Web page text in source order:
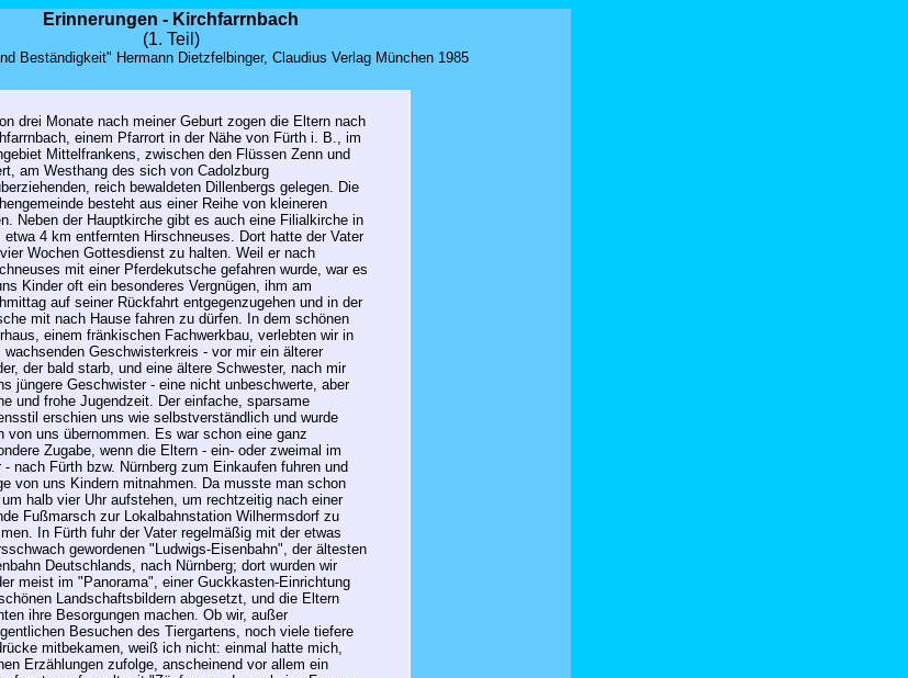
Erinnerungen - Kirchfarrnbach
(1. Teil)
Beständigkeit" Hermann Dietzfelbinger, Claudius Verlag München 1985
drei Monate nach meiner Geburt zogen die Eltern nach
einem Pfarrort in der Nähe von Fürth i. B., im
Mittelfrankens, zwischen den Flüssen Zenn und
am Westhang des sich von Cadolzburg
reich bewaldeten Dillenbergs gelegen. Die
besteht aus einer Reihe von kleineren
Neben der Hauptkirche gibt es auch eine Filialkirche in
etwa 4 km entfernten Hirschneuses. Dort hatte der Vater
Wochen Gottesdienst zu halten. Weil er nach
mit einer Pferdekutsche gefahren wurde, war es
Kinder oft ein besonderes Vergnügen, ihm am
auf seiner Rückfahrt entgegenzugehen und in der
mit nach Hause fahren zu dürfen. In dem schönen
einem fränkischen Fachwerkbau, verlebten wir in
wachsenden Geschwisterkreis - vor mir ein älterer
der bald starb, und eine ältere Schwester, nach mir
jüngere Geschwister - eine nicht unbeschwerte, aber
und frohe Jugendzeit. Der einfache, sparsame
erschien uns wie selbstverständlich und wurde
von uns übernommen. Es war schon eine ganz
Zugabe, wenn die Eltern - ein- oder zweimal im
- nach Fürth bzw. Nürnberg zum Einkaufen fuhren und
von uns Kindern mitnahmen. Da musste man schon
halb vier Uhr aufstehen, um rechtzeitig nach einer
Fußmarsch zur Lokalbahnstation Wilhermsdorf zu
In Fürth fuhr der Vater regelmäßig mit der etwas
gewordenen "Ludwigs-Eisenbahn", der ältesten
Deutschlands, nach Nürnberg; dort wurden wir
meist im "Panorama", einer Guckkasten-Einrichtung
Landschaftsbildern abgesetzt, und die Eltern
ihre Besorgungen machen. Ob wir, außer
Besuchen des Tiergartens, noch viele tiefere
mitbekamen, weiß ich nicht: einmal hatte mich,
Erzählungen zufolge, anscheinend vor allem ein